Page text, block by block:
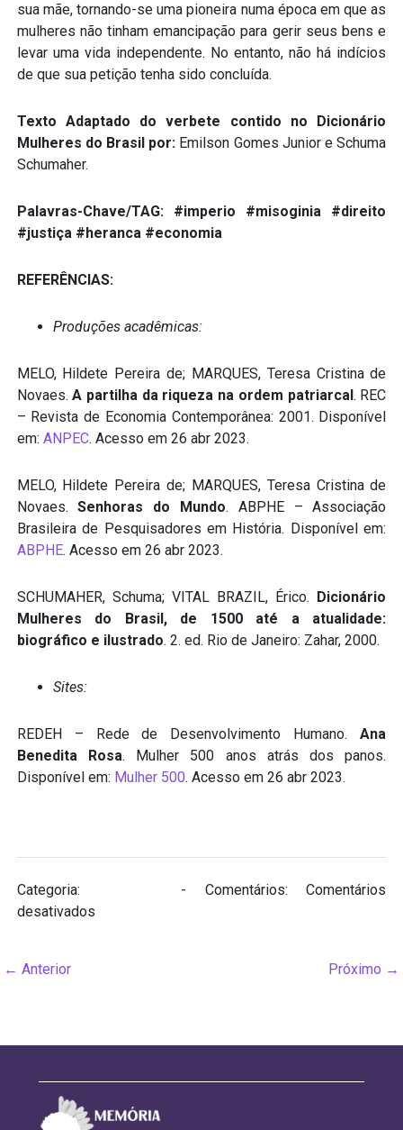
sua mãe, tornando-se uma pioneira numa época em que as
mulheres não tinham emancipação para gerir seus bens e
levar uma vida independente. No entanto, não há indícios
de que sua petição tenha sido concluída.
Texto Adaptado do verbete contido no Dicionário
Mulheres do Brasil por: Emilson Gomes Junior e Schuma
Schumaher.
Palavras-Chave/TAG: #imperio #misoginia #direito
#justiça #heranca #economia
REFERÊNCIAS:
Produções acadêmicas:
MELO, Hildete Pereira de; MARQUES, Teresa Cristina de
Novaes.A partilha da riqueza na ordem patriarcal . REC
– Revista de Economia Contemporânea: 2001. Disponível
em: ANPEC. Acesso em 26 abr 2023.
MELO, Hildete Pereira de; MARQUES, Teresa Cristina de
Novaes.Senhoras do Mundo. ABPHE – Associação
Brasileira de Pesquisadores em História. Disponível em:
ABPHE. Acesso em 26 abr 2023.
SCHUMAHER, Schuma; VITAL BRAZIL, Érico.
Dicionário
Mulheres do Brasil, de 1500 até a atualidade:
biográfico e ilustrado. 2. ed. Rio de Janeiro: Zahar, 2000.
Sites:
REDEH – Rede de Desenvolvimento Humano.Ana
Benedita Rosa. Mulher 500 anos atrás dos panos.
Disponível em: Mulher 500. Acesso em 26 abr 2023.
Categoria: - Comentários:Comentários
desativadosem
← Anterior Próximo →